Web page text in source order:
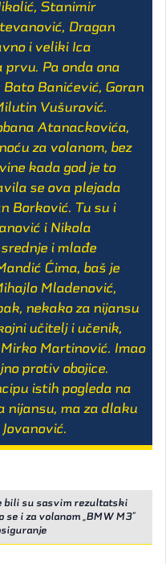
Stanimir
Dragan
i veliki Ica
Pa onda ona
Banićević, Goran
Vušurović.
Atanackovića,
za volanom, bez
kada god je to
se ova plejada
Borković. Tu su i
i Nikola
i mlađe
Ćima, baš je
Mladenović,
nekako za nijansu
učitelj i učenik,
Martinović. Imao
protiv obojice.
istih pogleda na
nijansu, ma za dlaku
bili su sasvim rezultatski
i za volanom „BMW M3”